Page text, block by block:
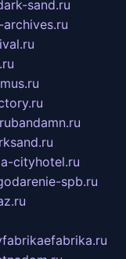
sand.ru
archives.ru
bandamn.ru
cityhotel.ru
spb.ru